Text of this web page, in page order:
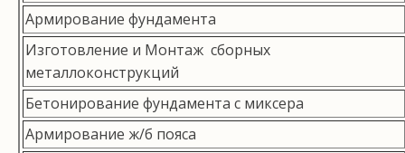
Армирование фундамента
Изготовление и Монтаж сборных
металлоконструкций
Бетонирование фундамента с миксера
Армирование ж/б пояса